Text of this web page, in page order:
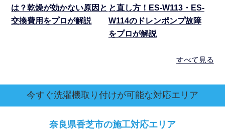
は？乾燥が効かない原因と
交換費用をプロが解説
と直し方！ES-W113・ES-
W114のドレンポンプ故障
をプロが解説
すべて見る
今すぐ洗濯機取り付けが可能な対応エリア
奈良県香芝市の施工対応エリア